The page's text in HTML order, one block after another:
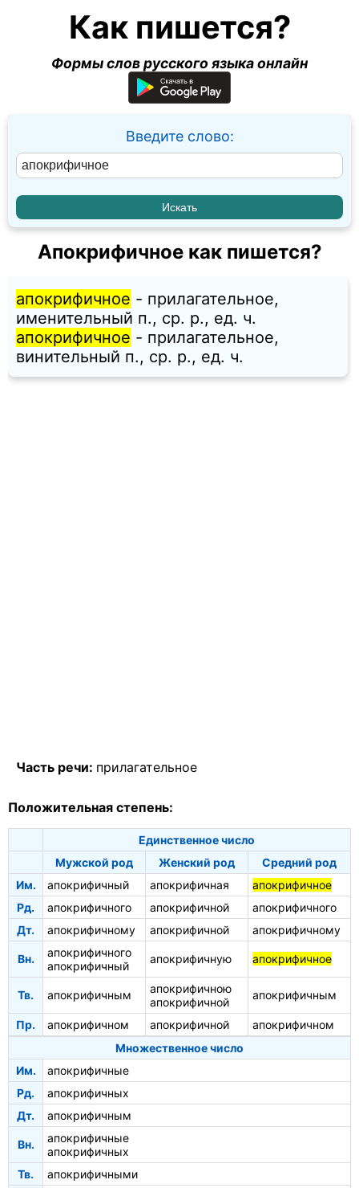
Как пишется?
Формы слов русского языка онлайн
Введите слово:
Апокрифичное как пишется?
апокрифичное - прилагательное,
именительный п., ср. p., ед. ч.
апокрифичное - прилагательное,
винительный п., ср. p., ед. ч.
Часть речи: прилагательное
Положительная степень:
Единственное число
Мужской род
Женский род
Средний род
Им.
апокрифичный апокрифичная
апокрифичное
Рд.
апокрифичного апокрифичной
апокрифичного
Дт.
апокрифичному апокрифичной апокрифичному
Вн.
апокрифичного
апокрифичный
апокрифичную апокрифичное
Тв. апокрифичным
апокрифичною
апокрифичной
апокрифичным
Пр. апокрифичном апокрифичной
апокрифичном
Множественное число
Им.
апокрифичные
Рд.
апокрифичных
Дт.
апокрифичным
Вн.
апокрифичные
апокрифичных
Тв.
апокрифичными